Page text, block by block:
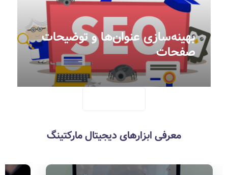
بهینه‌سازی عنوان‌ها و توضیحات
صفحات‎
معرفی ابزارهای دیجیتال مارکتینگ